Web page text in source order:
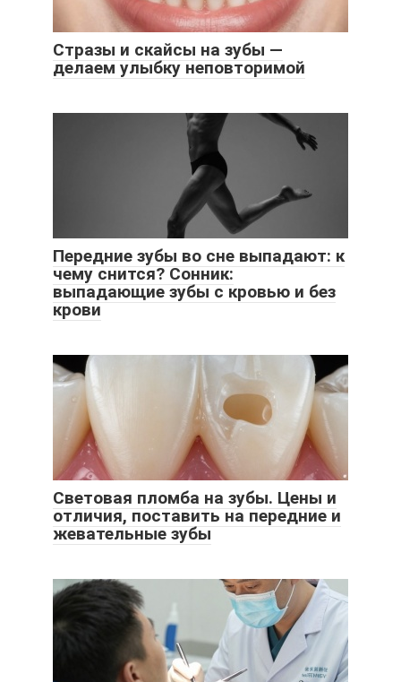
Стразы и скайсы на зубы —
делаем улыбку неповторимой
Передние зубы во сне выпадают: к
чему снится? Сонник:
выпадающие зубы с кровью и без
крови
Световая пломба на зубы. Цены и
отличия, поставить на передние и
жевательные зубы